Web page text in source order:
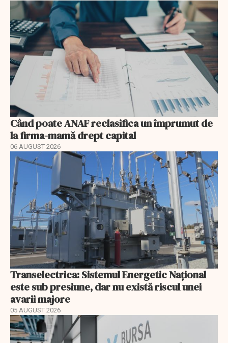
Când poate ANAF reclasifica un împrumut de
la firma-mamă drept capital
06 AUGUST 2026
Transelectrica: Sistemul Energetic Național
este sub presiune, dar nu există riscul unei
avarii majore
05 AUGUST 2026